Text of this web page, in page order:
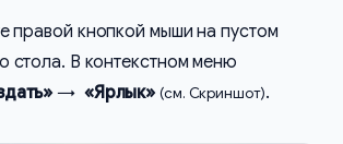
правой кнопкой мыши на пустом
стола. В контекстном меню
→ «Ярлык» (см. Скриншот).